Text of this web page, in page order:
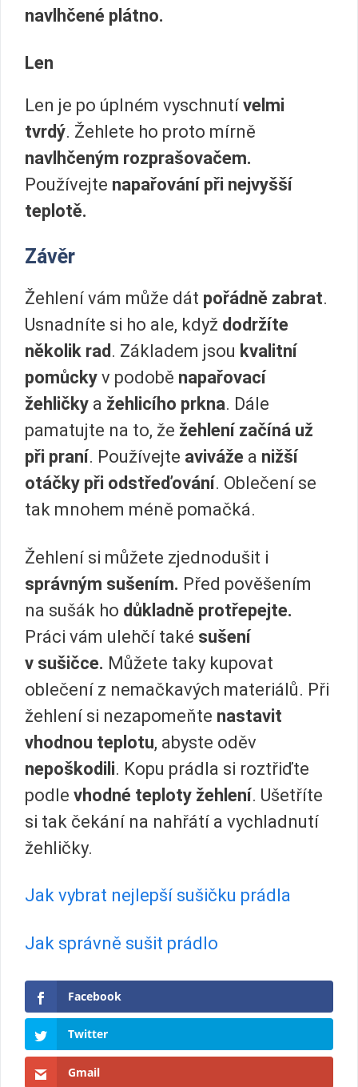
navlhčené plátno.
Len
Len je po úplném vyschnutí velmi
tvrdý. Žehlete ho proto mírně
navlhčeným rozprašovačem.
Používejte napařování při nejvyšší
teplotě.
Závěr
Žehlení vám může dát pořádně zabrat.
Usnadníte si ho ale, když dodržíte
několik rad . Základem jsou kvalitní
pomůcky v podobě napařovací
žehličky a žehlicího prkna. Dále
pamatujte na to, že žehlení začíná už
při praní. Používejte aviváže a nižší
otáčky při odstřeďování. Oblečení se
tak mnohem méně pomačká.
Žehlení si můžete zjednodušit i
správným sušením. Před pověšením
na sušák ho důkladně protřepejte.
Práci vám ulehčí také sušení
v sušičce. Můžete taky kupovat
oblečení z nemačkavých materiálů. Při
žehlení si nezapomeňte nastavit
vhodnou teplotu, abyste oděv
nepoškodili. Kopu prádla si roztřiďte
podle vhodné teploty žehlení. Ušetříte
si tak čekání na nahřátí a vychladnutí
žehličky.
Jak vybrat nejlepší sušičku prádla
Jak správně sušit prádlo
Facebook
Twitter
Gmail